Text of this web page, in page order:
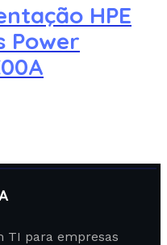
HPE
Power
TI para empresas